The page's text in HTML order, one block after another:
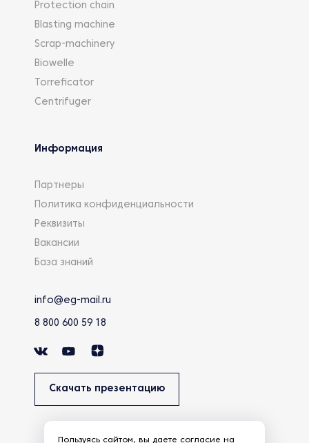
Protection chain
Blasting machine
Scrap-machinery
Biowelle
Torreficator
Centrifuger
Информация
Партнеры
Политика конфиденциальности
Реквизиты
Вакансии
База знаний
info@eg-mail.ru
8 800 600 59 18
Скачать презентацию
Пользуясь сайтом, вы даете согласие на